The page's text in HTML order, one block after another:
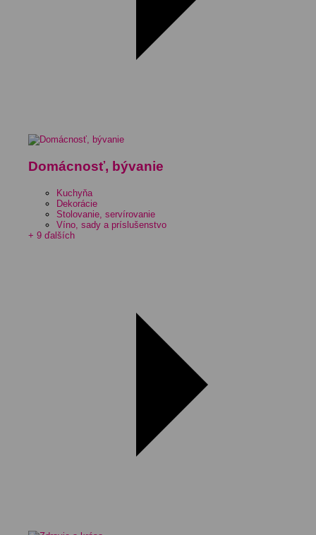
Domácnosť, bývanie
Kuchyňa
Dekorácie
Stolovanie, servírovanie
Víno, sady a príslušenstvo
+ 9 ďalších